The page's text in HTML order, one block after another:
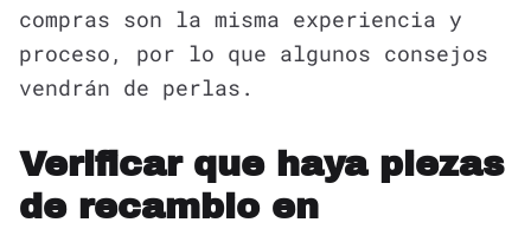
compras son la misma experiencia y
proceso, por lo que algunos consejos
vendrán de perlas.
Verificar que haya piezas
de recambio en